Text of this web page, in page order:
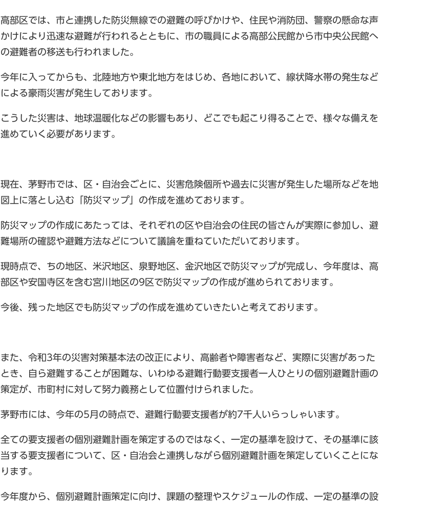
高部区では、市と連携した防災無線での避難の呼びかけや、住民や消防団、警察の懸命な声
かけにより迅速な避難が行われるとともに、市の職員による高部公民館から市中央公民館へ
の避難者の移送も行われました。
今年に入ってからも、北陸地方や東北地方をはじめ、各地において、線状降水帯の発生など
による豪雨災害が発生しております。
こうした災害は、地球温暖化などの影響もあり、どこでも起こり得ることで、様々な備えを
進めていく必要があります。
現在、茅野市では、区・自治会ごとに、災害危険個所や過去に災害が発生した場所などを地
図上に落とし込む「防災マップ」の作成を進めております。
防災マップの作成にあたっては、それぞれの区や自治会の住民の皆さんが実際に参加し、避
難場所の確認や避難方法などについて議論を重ねていただいております。
現時点で、ちの地区、米沢地区、泉野地区、金沢地区で防災マップが完成し、今年度は、高
部区や安国寺区を含む宮川地区の9区で防災マップの作成が進められております。
今後、残った地区でも防災マップの作成を進めていきたいと考えております。
また、令和3年の災害対策基本法の改正により、高齢者や障害者など、実際に災害があった
とき、自ら避難することが困難な、いわゆる避難行動要支援者一人ひとりの個別避難計画の
策定が、市町村に対して努力義務として位置付けられました。
茅野市には、今年の5月の時点で、避難行動要支援者が約7千人いらっしゃいます。
全ての要支援者の個別避難計画を策定するのではなく、一定の基準を設けて、その基準に該
当する要支援者について、区・自治会と連携しながら個別避難計画を策定していくことにな
ります。
今年度から、個別避難計画策定に向け、課題の整理やスケジュールの作成、一定の基準の設